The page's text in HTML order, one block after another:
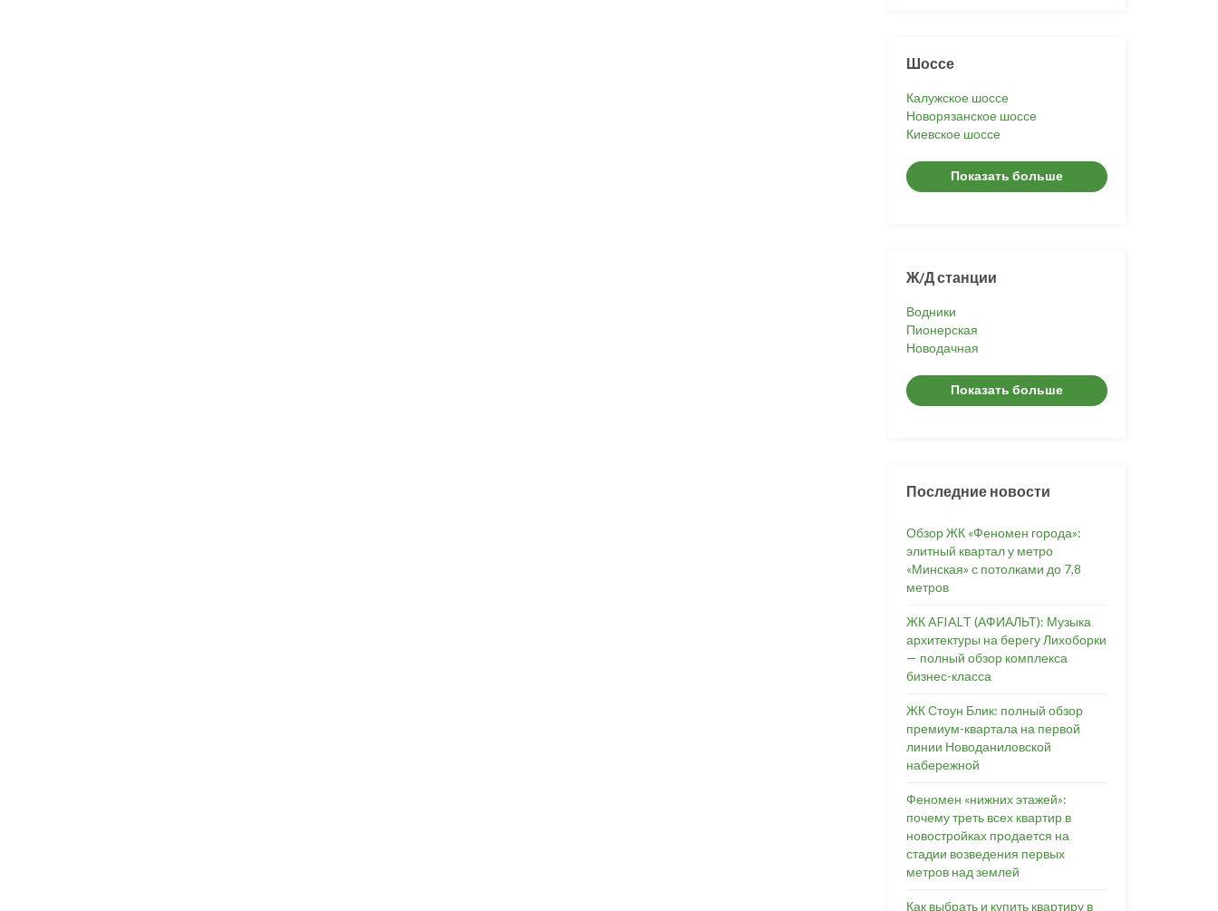
Шоссе
Калужское шоссе
Новорязанское шоссе
Киевское шоссе
Показать больше
Ж/Д станции
Водники
Пионерская
Новодачная
Показать больше
Последние новости
Обзор ЖК «Феномен города»:
элитный квартал у метро
«Минская» с потолками до 7,8
метров
ЖК AFIALT (АФИАЛЬТ): Музыка
архитектуры на берегу Лихоборки
— полный обзор комплекса
бизнес-класса
ЖК Стоун Блик: полный обзор
премиум-квартала на первой
линии Новоданиловской
набережной
Феномен «нижних этажей»:
почему треть всех квартир в
новостройках продается на
стадии возведения первых
метров над землей
Как выбрать и купить квартиру в